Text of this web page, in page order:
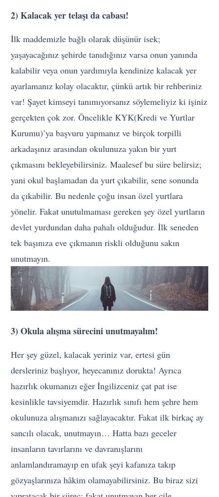
2) Kalacak yer telaşı da cabası!
İlk maddemizle bağlı olarak düşünür isek;
yaşayacağınız şehirde tanıdığınız varsa onun yanında
kalabilir veya onun yardımıyla kendinize kalacak yer
ayarlamanız kolay olacaktır, çünkü artık bir rehberiniz
var! Şayet kimseyi tanımıyorsanız söylemeliyiz ki işiniz
gerçekten çok zor. Öncelikle KYK(Kredi ve Yurtlar
Kurumu)’ya başvuru yapmanız ve birçok torpilli
arkadaşınız arasından okulunuza yakın bir yurt
çıkmasını bekleyebilirsiniz. Maalesef bu süre belirsiz;
yani okul başlamadan da yurt çıkabilir, sene sonunda
da çıkabilir. Bu nedenle çoğu insan özel yurtlara
yönelir. Fakat unutulmaması gereken şey özel yurtların
devlet yurdundan daha pahalı olduğudur. İlk seneden
tek başınıza eve çıkmanın riskli olduğunu sakın
unutmayın.
3) Okula alışma sürecini unutmayalım!
Her şey güzel, kalacak yeriniz var, ertesi gün
dersleriniz başlıyor, heyecanınız dorukta! Ayrıca
hazırlık okumanızı eğer İngilizceniz çat pat ise
kesinlikle tavsiyemdir. Hazırlık sınıfı hem şehre hem
okulunuza alışmanızı sağlayacaktır. Fakat ilk birkaç ay
sancılı olacak, unutmayın… Hatta bazı geceler
insanların tavırlarını ve davranışlarını
anlamlandıramayıp en ufak şeyi kafanıza takıp
gözyaşlarınıza hâkim olamayabilirsiniz. Bu biraz sizi